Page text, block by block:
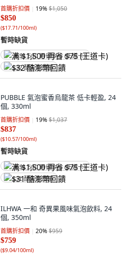
首購折扣價 19%$1,050
$850
($17.71/100ml)
暫時缺貨
满 $1,500 再省 $75 (王道卡)
$32 酷澎幣回饋
PUBBLE 氣泡蜜香烏龍茶 低卡輕盈, 24
個, 330ml
首購折扣價 19%$1,037
$837
($10.57/100ml)
暫時缺貨
满 $1,500 再省 $75 (王道卡)
$31 酷澎幣回饋
ILHWA 一和 奇異果風味氣泡飲料, 24
個, 350ml
首購折扣價 20%$959
$759
($9.04/100ml)